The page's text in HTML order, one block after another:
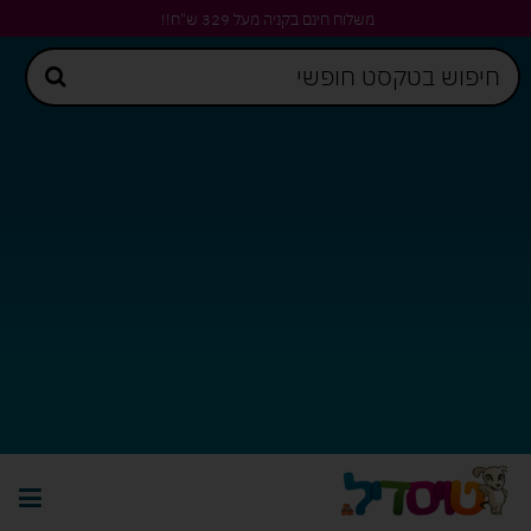
משלוח חינם בקניה מעל 329 ש"ח!!